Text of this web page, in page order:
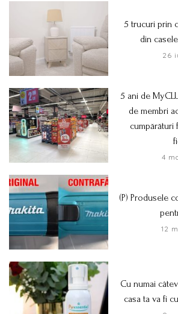
5 trucuri prin
din
26
5 ani de
de membri
cumpărături
4
(P) Produsele
12
Cu numai
casa ta va fi